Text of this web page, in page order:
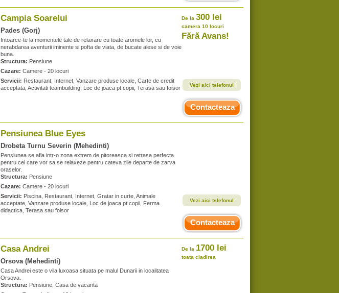
Campia Soarelui
Pades (Gorj)
Intoarce-te la momentele tale de relaxare cu toate aromele lor, cu
nerabdarea aventurii iminente si pofta de viata, de bucate alese si de voie
buna.
Structura: Pensiune
Cazare: Camere - 20 locuri
Servicii: Restaurant, Internet, Vanzare produse locale, Carte de credit
acceptata, Activitati teambuilding, Loc de joaca pt copii, Terasa sau foisor
De la 300 lei
camera 10 locuri
Fără Avans!
Vezi aici telefonul
Contacteaza
Pensiunea Blue Eyes
Drobeta Turnu Severin (Mehedinti)
Pensiunea se afla intr-o zona extrem de pitoreasca si retrasa perfecta
pentru cei care vor sa se relaxeze pentru cateva zile departe de zarva
oraselor.
Structura: Pensiune
Cazare: Camere - 20 locuri
Servicii: Piscina, Restaurant, Internet, Gratar in curte, Animale
acceptate, Vanzare produse locale, Loc de joaca pt copii, Ferma
didactica, Terasa sau foisor
Vezi aici telefonul
Contacteaza
Casa Andrei
Orsova (Mehedinti)
Casa Andrei este o vila luxoasa situata pe malul Dunarii in localitatea
Orsova.
Structura: Pensiune, Casa de vacanta
De la 1700 lei
toata cladirea